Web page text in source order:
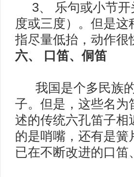
3、 乐句或小节开
度或三度）。但是
指尽量低抬，动作
六、 口笛、侗笛
我国是个多民族的
子。但是，这些名为
述的传统六孔笛子
的是哨嘴，还有是
已在不断改进的口